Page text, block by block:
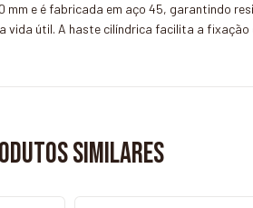
e é fabricada em aço 45, garantindo
vida útil. A haste cilíndrica facilita a
similares